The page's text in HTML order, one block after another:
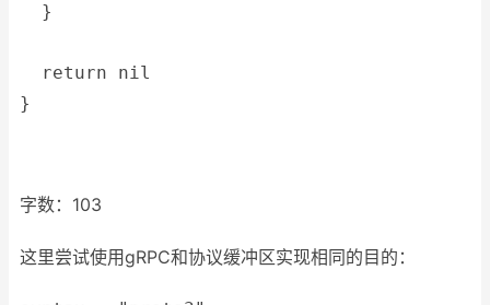
  }
  return nil
}
字数：103
这里尝试使用gRPC和协议缓冲区实现相同的目的：